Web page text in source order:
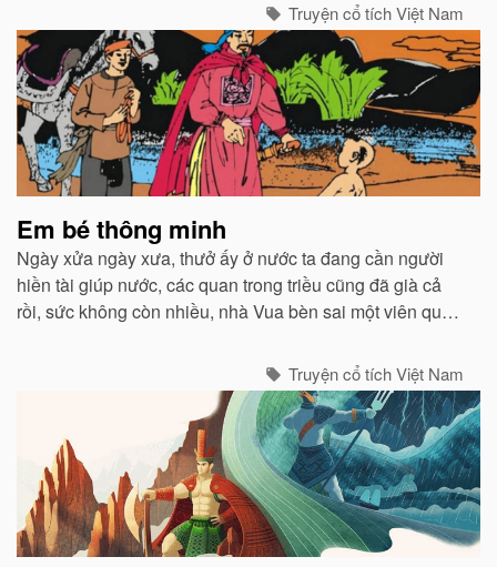
Truyện cổ tích Việt Nam
Em bé thông minh
Ngày xửa ngày xưa, thưở ấy ở nước ta đang cần người
hiền tài giúp nước, các quan trong triều cũng đã già cả
rồi, sức không còn nhiều, nhà Vua bèn sai một viên quan
Truyện cổ tích Việt Nam